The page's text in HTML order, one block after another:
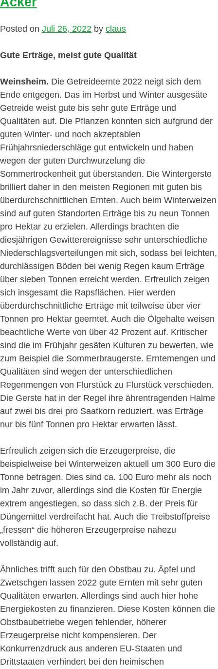
Posted on Juli 26, 2022 by claus
Gute Erträge, meist gute Qualität
Weinsheim. Die Getreideernte 2022 neigt sich dem
Ende entgegen. Das im Herbst und Winter ausgesäte
Getreide weist gute bis sehr gute Erträge und
Qualitäten auf. Die Pflanzen konnten sich aufgrund der
guten Winter- und noch akzeptablen
Frühjahrsniederschläge gut entwickeln und haben
wegen der guten Durchwurzelung die
Sommertrockenheit gut überstanden. Die Wintergerste
brilliert daher in den meisten Regionen mit guten bis
überdurchschnittlichen Ernten. Auch beim Winterweizen
sind auf guten Standorten Erträge bis zu neun Tonnen
pro Hektar zu erzielen. Allerdings brachten die
diesjährigen Gewitterereignisse sehr unterschiedliche
Niederschlagsverteilungen mit sich, sodass bei leichten,
durchlässigen Böden bei wenig Regen kaum Erträge
über sieben Tonnen erreicht werden. Erfreulich zeigen
sich insgesamt die Rapsflächen. Hier werden
überdurchschnittliche Erträge mit teilweise über vier
Tonnen pro Hektar geerntet. Auch die Ölgehalte weisen
beachtliche Werte von über 42 Prozent auf. Kritischer
sind die im Frühjahr gesäten Kulturen zu bewerten, wie
zum Beispiel die Sommerbraugerste. Erntemengen und
Qualitäten sind wegen der unterschiedlichen
Regenmengen von Flurstück zu Flurstück verschieden.
Die Gerste hat in der Regel ihre ährentragenden Halme
auf zwei bis drei pro Saatkorn reduziert, was Erträge
nur bis fünf Tonnen pro Hektar erwarten lässt.
Erfreulich zeigen sich die Erzeugerpreise, die
beispielweise bei Winterweizen aktuell um 300 Euro die
Tonne betragen. Dies sind ca. 100 Euro mehr als noch
im Jahr zuvor, allerdings sind die Kosten für Energie
extrem angestiegen, so dass sich z.B. der Preis für
Düngemittel verdreifacht hat. Auch die Treibstoffpreise
„fressen“ die höheren Erzeugerpreise nahezu
vollständig auf.
Ähnliches trifft auch für den Obstbau zu. Äpfel und
Zwetschgen lassen 2022 gute Ernten mit sehr guten
Qualitäten erwarten. Allerdings sind auch hier hohe
Energiekosten zu finanzieren. Diese Kosten können die
Obstbaubetriebe wegen fehlender, höherer
Erzeugerpreise nicht kompensieren. Der
Konkurrenzdruck aus anderen EU-Staaten und
Drittstaaten verhindert bei den heimischen